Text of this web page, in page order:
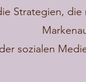
Strategien,
sozialen